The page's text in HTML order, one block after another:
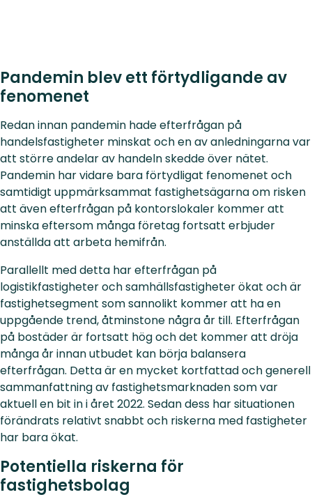
Pandemin blev ett förtydligande av
fenomenet
Redan innan pandemin hade efterfrågan på
handelsfastigheter minskat och en av anledningarna var
att större andelar av handeln skedde över nätet.
Pandemin har vidare bara förtydligat fenomenet och
samtidigt uppmärksammat fastighetsägarna om risken
att även efterfrågan på kontorslokaler kommer att
minska eftersom många företag fortsatt erbjuder
anställda att arbeta hemifrån.
Parallellt med detta har efterfrågan på
logistikfastigheter och samhällsfastigheter ökat och är
fastighetsegment som sannolikt kommer att ha en
uppgående trend, åtminstone några år till. Efterfrågan
på bostäder är fortsatt hög och det kommer att dröja
många år innan utbudet kan börja balansera
efterfrågan. Detta är en mycket kortfattad och generell
sammanfattning av fastighetsmarknaden som var
aktuell en bit in i året 2022. Sedan dess har situationen
förändrats relativt snabbt och riskerna med fastigheter
har bara ökat.
Potentiella riskerna för
fastighetsbolag